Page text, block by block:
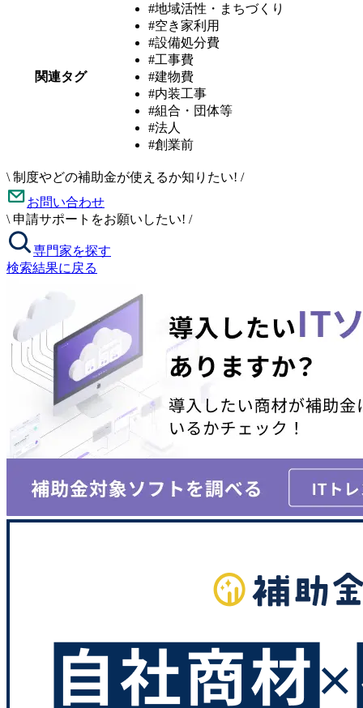
関連タグ
#地域活性・まちづくり
#空き家利用
#設備処分費
#工事費
#建物費
#内装工事
#組合・団体等
#法人
#創業前
\ 制度やどの補助金が使えるか知りたい! /
お問い合わせ
\ 申請サポートをお願いしたい! /
専門家を探す
検索結果に戻る